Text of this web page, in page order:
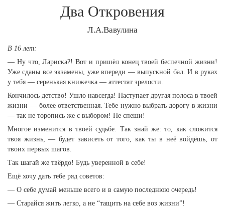
Два Откровения
Л.А.Вавулина
В 16 лет:
— Ну что, Лариска?! Вот и пришёл конец твоей беспечной жизни!
Уже сданы все экзамены, уже впереди — выпускной бал. И в руках
у тебя — серенькая книжечка — аттестат зрелости.
Кончилось детство! Ушло навсегда! Наступает другая полоса в твоей
жизни — более ответственная. Тебе нужно выбрать дорогу в жизни
— так не торопись же с выбором! Не спеши!
Многое изменится в твоей судьбе. Так знай же: то, как сложится
твоя жизнь, — будет зависеть от того, как ты в неё войдёшь, от
твоих первых шагов.
Так шагай же твёрдо! Будь уверенной в себе!
Ещё хочу дать тебе ряд советов:
— О себе думай меньше всего и в самую последнюю очередь!
— Старайся жить легко, а не “тащить на себе воз жизни”!